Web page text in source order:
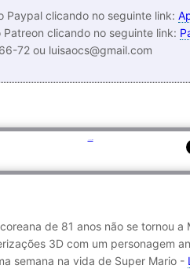
Paypal clicando no seguinte link:
Patreon clicando no seguinte link:
72 ou luisaocs@gmail.com
de 81 anos não se tornou a
3D com um personagem
semana na vida de Super Mario -